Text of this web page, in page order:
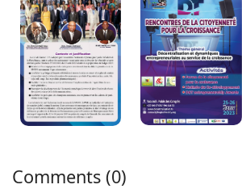
Comments (0)